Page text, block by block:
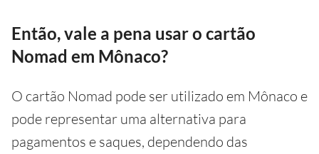
Então, vale a pena usar o cartão
Nomad em Mônaco?
O cartão Nomad pode ser utilizado em Mônaco e
pode representar uma alternativa para
pagamentos e saques, dependendo das